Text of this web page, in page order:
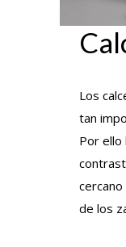
Los
tan
Por ello
de los